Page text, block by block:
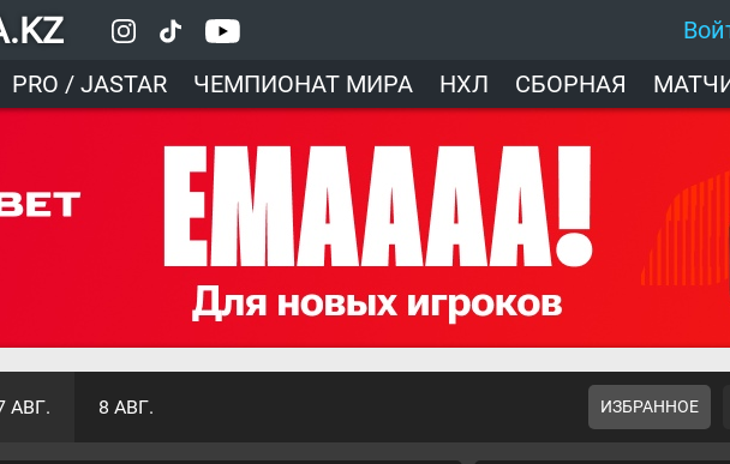
PRO / JASTAR ЧЕМПИОНАТ МИРА НХЛ СБОРНАЯ
АВГ. 8 АВГ. ИЗБРАННОЕ